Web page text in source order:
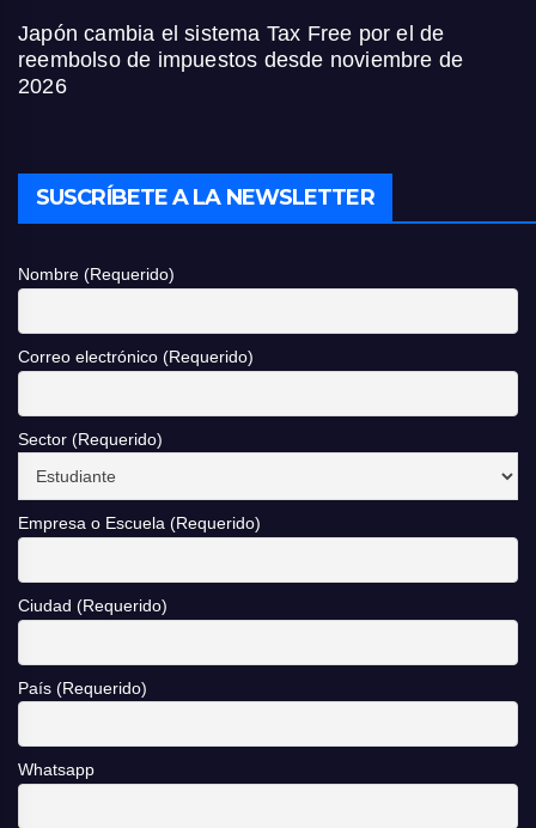
Japón cambia el sistema Tax Free por el de
reembolso de impuestos desde noviembre de
2026
SUSCRÍBETE A LA NEWSLETTER
Nombre (Requerido)
Correo electrónico (Requerido)
Sector (Requerido)
Empresa o Escuela (Requerido)
Ciudad (Requerido)
País (Requerido)
Whatsapp